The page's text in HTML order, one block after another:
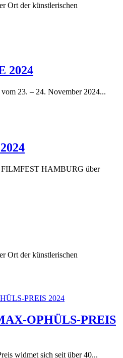
Ort der künstlerischen
2024
23. – 24. November 2024...
FILMFEST HAMBURG über
Ort der künstlerischen
OPHÜLS-PREIS
widmet sich seit über 40...